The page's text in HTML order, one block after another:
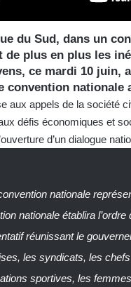
du Sud, dans un
de plus en plus les
ce mardi 10 juin,
convention nationale
aux appels de la société
défis économiques et
d’un dialogue
nationale
nationale établira
réunissant le
les syndicats, les
sportives, les